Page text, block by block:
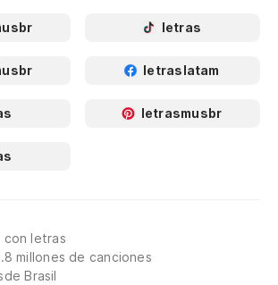
letras
letraslatam
letrasmusbr
con letras
millones de canciones
Brasil